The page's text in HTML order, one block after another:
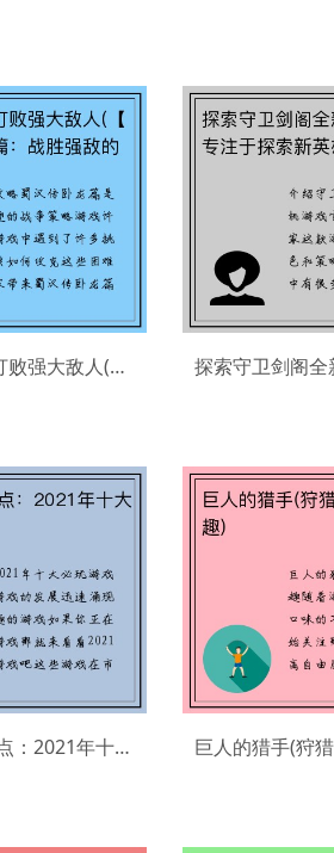
攻略蜀汉传卧龙篇，打败强大敌人(【续】攻略蜀汉传卧龙篇：战胜强敌的方法)
手机游戏(手机游戏盘点：2021年十大必玩游戏)